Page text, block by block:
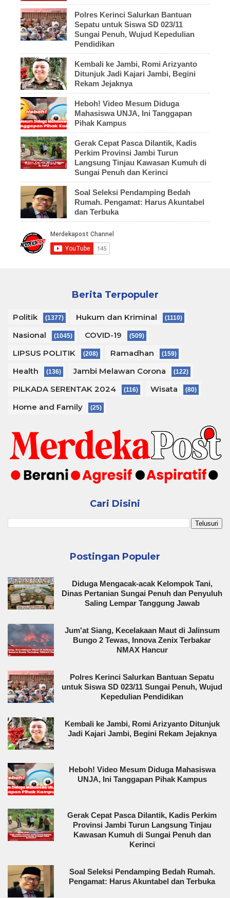
Polres Kerinci Salurkan Bantuan
Sepatu untuk Siswa SD 023/11
Sungai Penuh, Wujud Kepedulian
Pendidikan
Kembali ke Jambi, Romi Arizyanto
Ditunjuk Jadi Kajari Jambi, Begini
Rekam Jejaknya
Heboh! Video Mesum Diduga
Mahasiswa UNJA, Ini Tanggapan
Pihak Kampus
Gerak Cepat Pasca Dilantik, Kadis
Perkim Provinsi Jambi Turun
Langsung Tinjau Kawasan Kumuh di
Sungai Penuh dan Kerinci
Soal Seleksi Pendamping Bedah
Rumah. Pengamat: Harus Akuntabel
dan Terbuka
Berita Terpopuler
Politik (1377) Hukum dan Kriminal (1110)
Nasional (1045) COVID-19 (509)
LIPSUS POLITIK (208) Ramadhan (159)
Health (136) Jambi Melawan Corona (122)
PILKADA SERENTAK 2024 (116) Wisata (80)
Home and Family (25)
Cari Disini
Postingan Populer
Diduga Mengacak-acak Kelompok Tani,
Dinas Pertanian Sungai Penuh dan Penyuluh
Saling Lempar Tanggung Jawab
Jum'at Siang, Kecelakaan Maut di Jalinsum
Bungo 2 Tewas, Innova Zenix Terbakar
NMAX Hancur
Polres Kerinci Salurkan Bantuan Sepatu
untuk Siswa SD 023/11 Sungai Penuh, Wujud
Kepedulian Pendidikan
Kembali ke Jambi, Romi Arizyanto Ditunjuk
Jadi Kajari Jambi, Begini Rekam Jejaknya
Heboh! Video Mesum Diduga Mahasiswa
UNJA, Ini Tanggapan Pihak Kampus
Gerak Cepat Pasca Dilantik, Kadis Perkim
Provinsi Jambi Turun Langsung Tinjau
Kawasan Kumuh di Sungai Penuh dan
Kerinci
Soal Seleksi Pendamping Bedah Rumah.
Pengamat: Harus Akuntabel dan Terbuka